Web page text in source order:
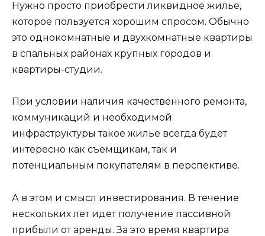
Нужно просто приобрести ликвидное жилье,
которое пользуется хорошим спросом. Обычно
это однокомнатные и двухкомнатные квартиры
в спальных районах крупных городов и
квартиры-студии.
При условии наличия качественного ремонта,
коммуникаций и необходимой
инфраструктуры такое жилье всегда будет
интересно как съемщикам, так и
потенциальным покупателям в перспективе.
А в этом и смысл инвестирования. В течение
нескольких лет идет получение пассивной
прибыли от аренды. За это время квартира